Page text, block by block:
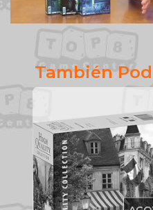
También